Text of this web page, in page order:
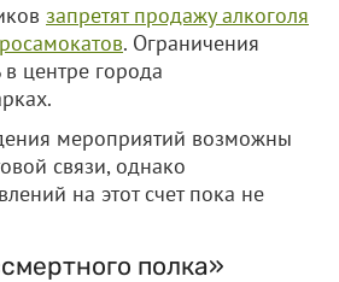
запретят продажу алкоголя
. Ограничения
в центре города
мероприятий возможны
связи, однако
на этот счет пока не
полка»